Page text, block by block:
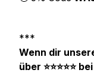
***
Wenn dir
über ⭐️️️⭐️⭐️⭐️⭐️ bei